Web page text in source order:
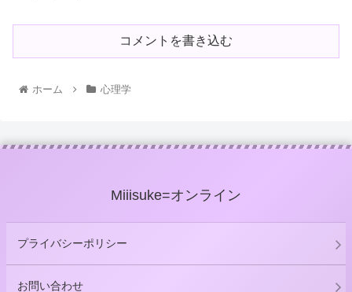
コメントを書き込む
ホーム 心理学
Miiisuke=オンライン
プライバシーポリシー
お問い合わせ